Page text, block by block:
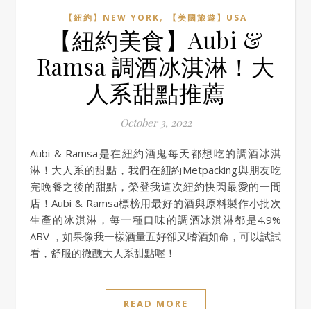
【紐約】NEW YORK, 【美國旅遊】USA
【紐約美食】Aubi &
Ramsa 調酒冰淇淋！大
人系甜點推薦
October 3, 2022
Aubi & Ramsa是在紐約酒鬼每天都想吃的調酒冰淇
淋！大人系的甜點，我們在紐約Metpacking與朋友吃
完晚餐之後的甜點，榮登我這次紐約快閃最愛的一間
店！Aubi & Ramsa標榜用最好的酒與原料製作小批次
生產的冰淇淋，每一種口味的調酒冰淇淋都是4.9%
ABV ，如果像我一樣酒量五好卻又嗜酒如命，可以試試
看，舒服的微醺大人系甜點喔！
READ MORE